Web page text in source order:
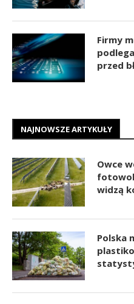
Firmy
przed
NAJNOWSZE ARTYKUŁY
Owce
widzą
Polska